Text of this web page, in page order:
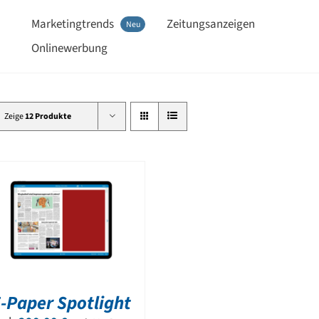
Marketingtrends Neu
Zeitungsanzeigen
Onlinewerbung
Zeige12 Produkte
Paper Spotlight